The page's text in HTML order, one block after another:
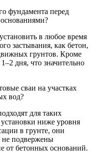
фундамента перед
в любое время
застывания, как бетон,
грунтов. Кроме
дня, что значительно
сваи на участках
вод?
для таких
установки ниже уровня
в грунте, они
подвержены
от бетонных оснований.